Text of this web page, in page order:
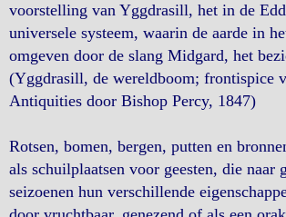
voorstelling van Yggdrasill, het in de
universele systeem, waarin de aarde in
omgeven door de slang Midgard, het
(Yggdrasill, de wereldboom; frontispice
Antiquities door Bishop Percy, 1847)
Rotsen, bomen, bergen, putten en
als schuilplaatsen voor geesten, die naar
seizoenen hun verschillende